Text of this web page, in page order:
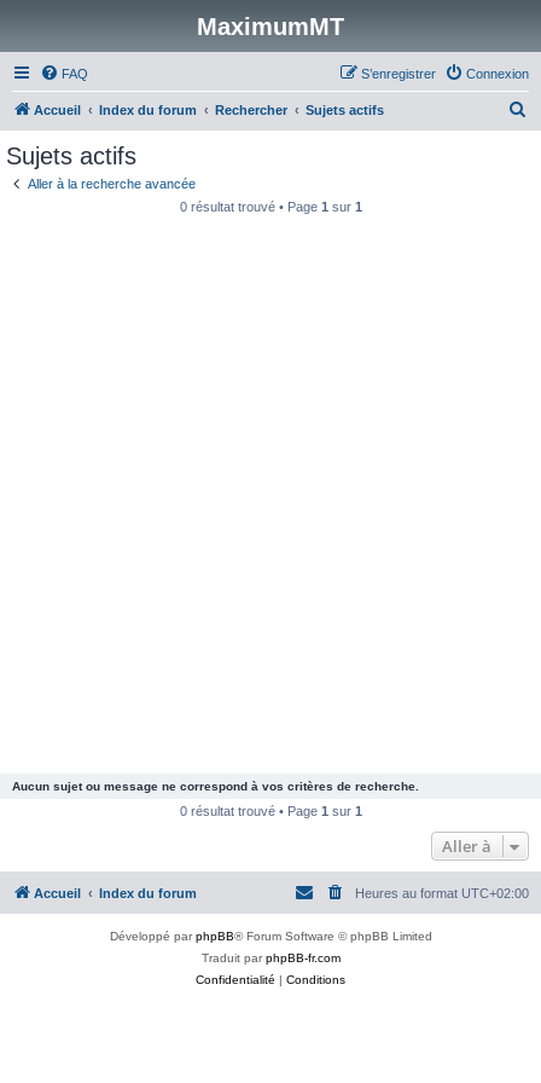
MaximumMT
FAQ Connexion
S’enregistrer
Accueil Index du forum Rechercher Sujets actifs
Sujets actifs
Aller à la recherche avancée
0 résultat trouvé • Page 1 sur 1
Aucun sujet ou message ne correspond à vos critères de recherche.
0 résultat trouvé • Page 1 sur 1
Aller à
Accueil Index du forum Heures au format UTC+02:00
Développé parphpBB® Forum Software © phpBB Limited
Traduit parphpBB-fr.com
Confidentialité | Conditions